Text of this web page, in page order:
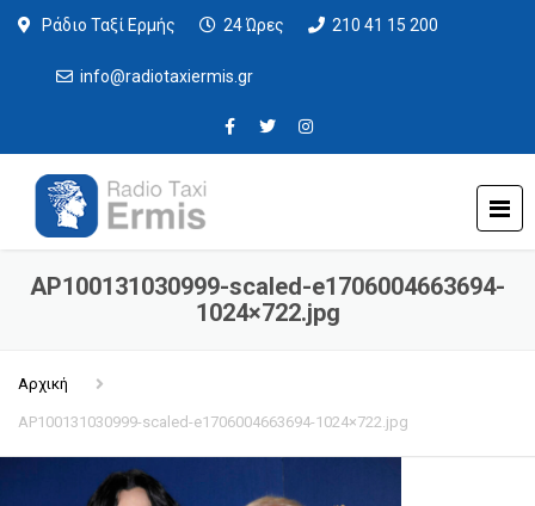
Ράδιο Ταξί Ερμής 24 Ώρες 210 41 15 200
info@radiotaxiermis.gr
AP100131030999-scaled-e1706004663694-
1024×722.jpg
Αρχική
AP100131030999-scaled-e1706004663694-1024×722.jpg